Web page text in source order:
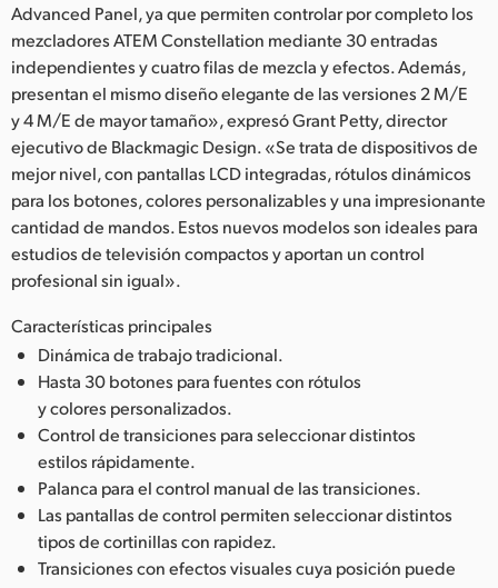
Advanced Panel, ya que permiten controlar por completo los
mezcladores ATEM Constellation mediante 30 entradas
independientes y cuatro filas de mezcla y efectos. Además,
presentan el mismo diseño elegante de las versiones 2 M/E
y 4 M/E de mayor tamaño», expresó Grant Petty, director
ejecutivo de Blackmagic Design. «Se trata de dispositivos de
mejor nivel, con pantallas LCD integradas, rótulos dinámicos
para los botones, colores personalizables y una impresionante
cantidad de mandos. Estos nuevos modelos son ideales para
estudios de televisión compactos y aportan un control
profesional sin igual».
Características principales
Dinámica de trabajo tradicional.
Hasta 30 botones para fuentes con rótulos
y colores personalizados.
Control de transiciones para seleccionar distintos
estilos rápidamente.
Palanca para el control manual de las transiciones.
Las pantallas de control permiten seleccionar distintos
tipos de cortinillas con rapidez.
Transiciones con efectos visuales cuya posición puede